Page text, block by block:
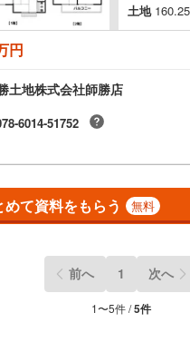
土地
円
土地株式会社師勝店
6014-51752
めて資料をもらう 無料
前へ 1 次へ
1〜5件 /5件